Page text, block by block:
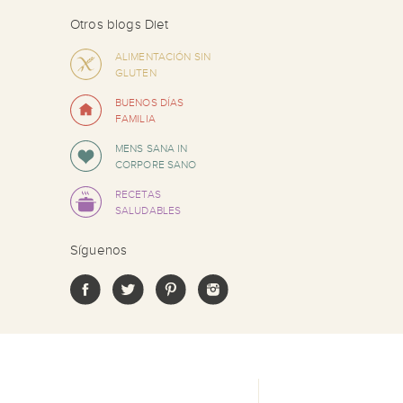
Otros blogs Diet
ALIMENTACIÓN SIN
GLUTEN
BUENOS DÍAS
FAMILIA
MENS SANA IN
CORPORE SANO
RECETAS
SALUDABLES
Síguenos